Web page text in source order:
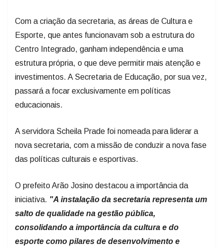
Com a criação da secretaria, as áreas de Cultura e
Esporte, que antes funcionavam sob a estrutura do
Centro Integrado, ganham independência e uma
estrutura própria, o que deve permitir mais atenção e
investimentos. A Secretaria de Educação, por sua vez,
passará a focar exclusivamente em políticas
educacionais.
A servidora Scheila Prade foi nomeada para liderar a
nova secretaria, com a missão de conduzir a nova fase
das políticas culturais e esportivas.
O prefeito Arão Josino destacou a importância da
iniciativa. "A instalação da secretaria representa um
salto de qualidade na gestão pública,
consolidando a importância da cultura e do
esporte como pilares de desenvolvimento e